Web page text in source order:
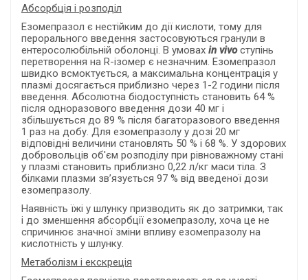
Абсорбція і розподіл
Езомепразол є нестійким до дії кислоти, тому для
перорального введення застосовуються гранули в
ентеросолюбільній оболонці. В умовах in vivoступінь
перетворення на R-ізомер є незначним. Езомепразол
швидко всмоктується, а максимальна концентрація у
плазмі досягається приблизно через 1-2 години після
введення. Абсолютна біодоступність становить 64 %
після одноразового введення дози 40 мг і
збільшується до 89 % після багаторазового введення
1 раз на добу. Для езомепразолу у дозі 20 мг
відповідні величини становлять 50 % і 68 %. У здорових
добровольців об'єм розподілу при рівноважному стані
у плазмі становить приблизно 0,22 л/кг маси тіла. З
білками плазми зв’язується 97 % від введеної дози
езомепразолу.
Наявність їжі у шлунку призводить як до затримки, так
і до зменшення абсорбції езомепразолу, хоча це не
спричинює значної зміни впливу езомепразолу на
кислотність у шлунку.
Метаболізм і екскреція